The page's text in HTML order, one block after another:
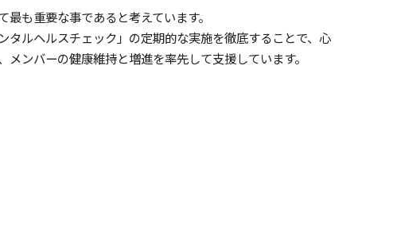
も重要な事であると考えています。
ルヘルスチェック」の定期的な実施を徹底することで、心
ンバーの健康維持と増進を率先して支援しています。